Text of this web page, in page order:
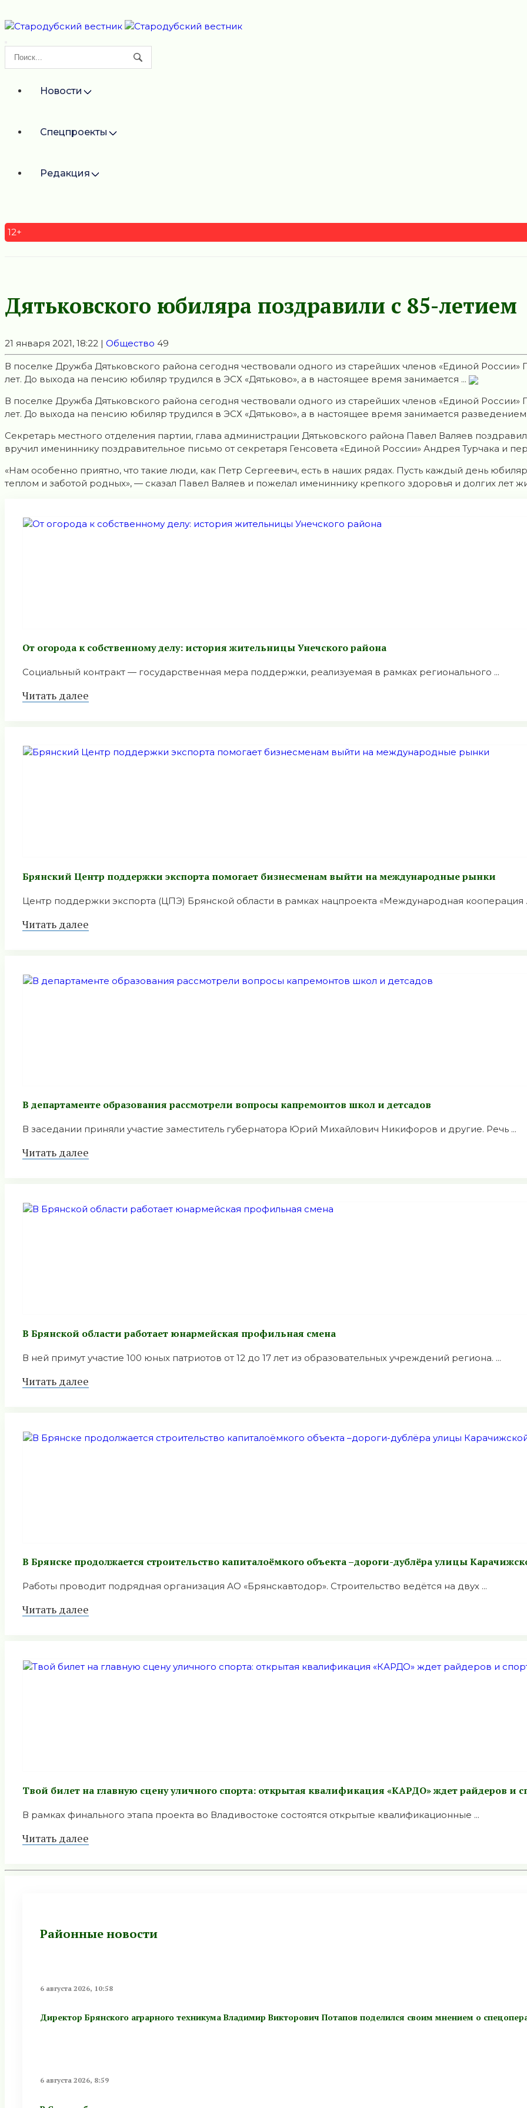
Новости
Спецпроекты
Редакция
12+
Дятьковского юбиляра поздравили с 85-летием
21 января 2021, 18:22 | Общество 49
В поселке Дружба Дятьковского района сегодня чествовали одного из старейших членов «Единой
лет. До выхода на пенсию юбиляр трудился в ЭСХ «Дятьково», а в настоящее время занимается ...
В поселке Дружба Дятьковского района сегодня чествовали одного из старейших членов «Единой
лет. До выхода на пенсию юбиляр трудился в ЭСХ «Дятьково», а в настоящее время занимается
Секретарь местного отделения партии, глава администрации Дятьковского района Павел Валяев
вручил имениннику поздравительное письмо от секретаря Генсовета «Единой России» Андрея Турчака и
«Нам особенно приятно, что такие люди, как Петр Сергеевич, есть в наших рядах. Пусть каждый день
теплом и заботой родных», — сказал Павел Валяев и пожелал имениннику крепкого здоровья и долгих лет
От огорода к собственному делу: история жительницы Унечского района
Социальный контракт — государственная мера поддержки, реализуемая в рамках регионального ...
Читать далее
Брянский Центр поддержки экспорта помогает бизнесменам выйти на международные рынки
Центр поддержки экспорта (ЦПЭ) Брянской области в рамках нацпроекта «Международная кооперация
Читать далее
В департаменте образования рассмотрели вопросы капремонтов школ и детсадов
В заседании приняли участие заместитель губернатора Юрий Михайлович Никифоров и другие. Речь ...
Читать далее
В Брянской области работает юнармейская профильная смена
В ней примут участие 100 юных патриотов от 12 до 17 лет из образовательных учреждений региона. ...
Читать далее
В Брянске продолжается строительство капиталоёмкого объекта –дороги-дублёра улицы
Работы проводит подрядная организация АО «Брянскавтодор». Строительство ведётся на двух ...
Читать далее
Твой билет на главную сцену уличного спорта: открытая квалификация «КАРДО» ждет райдеров и
В рамках финального этапа проекта во Владивостоке состоятся открытые квалификационные ...
Читать далее
Районные новости
6 августа 2026, 10:58
Директор Брянского аграрного техникума Владимир Викторович Потапов поделился своим мнением о
6 августа 2026, 8:59